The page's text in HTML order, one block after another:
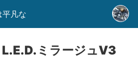
平凡な
ミラージュV3